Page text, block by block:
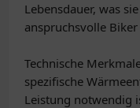
Lebensdauer, was
anspruchsvolle
Technische
spezifische
Leistung notwendig